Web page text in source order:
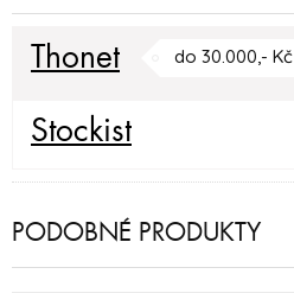
Thonet do 30.000,- Kč
Stockist
PODOBNÉ PRODUKTY